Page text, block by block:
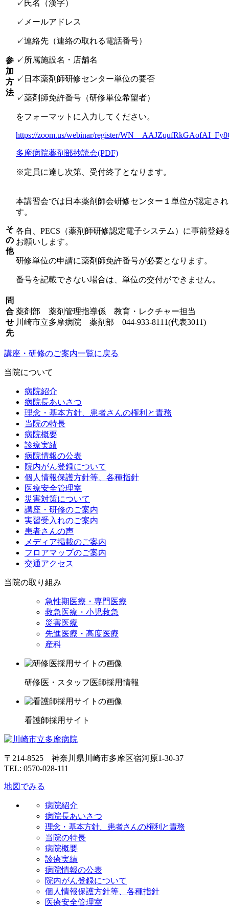
参
加
方
法
✓氏名（漢字）
✓メールアドレス
✓連絡先（連絡の取れる電話番号）
✓所属施設名・店舗名
✓日本薬剤師研修センター単位の要否
✓薬剤師免許番号（研修単位希望者）
をフォーマットに入力してください。
https://zoom.us/webinar/register/
多摩病院薬剤部抄読会(PDF)
※定員に達し次第、受付終了となります。
そ
の
他
本講習会では日本薬剤師会研修センター１単位が認定さ
す。
各自、PECS（薬剤師研修認定電子システム）に事前登録
お願いします。
研修単位の申請に薬剤師免許番号が必要となります。
番号を記載できない場合は、単位の交付ができません。
問
合
せ
先
薬剤部 薬剤管理指導係 教育・レクチャー担当
川崎市立多摩病院 薬剤部 044-933-8111(代表3011)
講座・研修のご案内一覧に戻る
当院について
病院紹介
病院長あいさつ
理念・基本方針、患者さんの権利と責務
当院の特長
病院概要
診療実績
病院情報の公表
院内がん登録について
個人情報保護方針等、各種指針
医療安全管理室
災害対策について
講座・研修のご案内
実習受入れのご案内
患者さんの声
メディア掲載のご案内
フロアマップのご案内
交通アクセス
当院の取り組み
急性期医療・専門医療
救急医療・小児救急
災害医療
先進医療・高度医療
産科
研修医・スタッフ医師採用情報
看護師採用サイト
〒214-8525 神奈川県川崎市多摩区宿河原1-30-37
TEL: 0570-028-111
地図でみる
病院紹介
病院長あいさつ
理念・基本方針、患者さんの権利と責務
当院の特長
病院概要
診療実績
病院情報の公表
院内がん登録について
個人情報保護方針等、各種指針
医療安全管理室